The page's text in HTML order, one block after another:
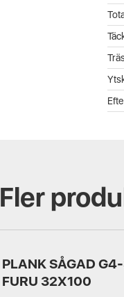
Fler
PLANK SÅGAD
FURU 32X100